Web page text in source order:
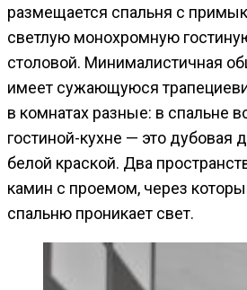
размещается спальня с
светлую монохромную
столовой. Минималистичная
имеет сужающуюся
в комнатах разные: в спальне
гостиной-кухне — это дубовая
белой краской. Два
камин с проемом, через
спальню проникает свет.